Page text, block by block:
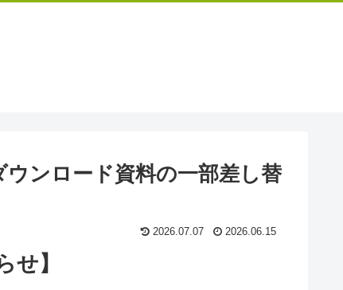
ウンロード資料の一部差し替
2026.07.07 2026.06.15
せ】